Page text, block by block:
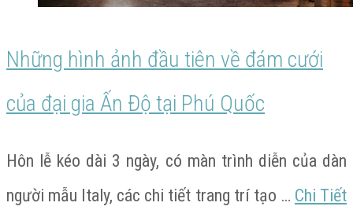
đại
gia
Độ
tại
Phú
Những hình ảnh đầu tiên về đám cưới
của đại gia Ấn Độ tại Phú Quốc
Hôn lễ kéo dài 3 ngày, có màn trình diễn của dàn
người mẫu Italy, các chi tiết trang trí tạo … Chi Tiết